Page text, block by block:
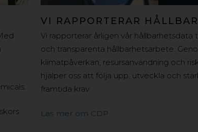
VI RAPPORTERAR
Vi rapporterar årligen vår
och transparenta hållbarhetsarbete.
klimatpåverkan, resursanvändning och
hjälper oss att följa upp, utveckla och
framtida krav.
Läs mer om CDP